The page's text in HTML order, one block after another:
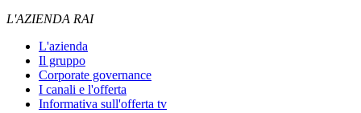
L'AZIENDA RAI
L'azienda
Il gruppo
Corporate governance
I canali e l'offerta
Informativa sull'offerta tv